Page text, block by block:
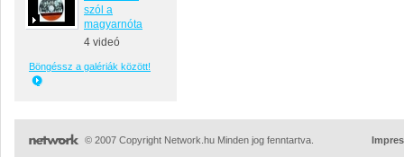
szól a
magyarnóta
4 videó
Böngéssz a galériák között!
© 2007 Copyright Network.hu Minden jog fenntartva.